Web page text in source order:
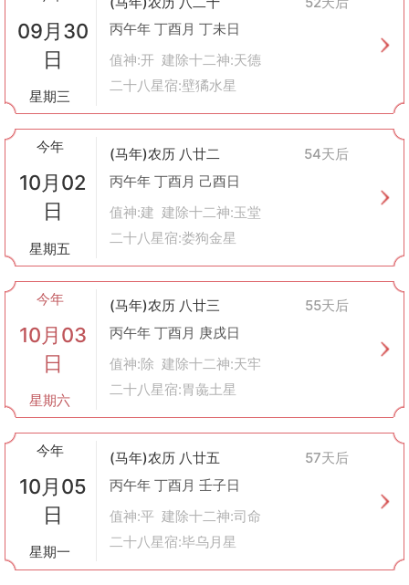
09月30
日
星期三
丙午年 丁酉月 丁未日
值神:开 建除十二神:天德
二十八星宿:壁獝水星
今年
10月02
日
星期五
(马年)农历 八廿二
54天后
丙午年 丁酉月 己酉日
值神:建 建除十二神:玉堂
二十八星宿:娄狗金星
今年
10月03
日
星期六
(马年)农历 八廿三
55天后
丙午年 丁酉月 庚戌日
值神:除 建除十二神:天牢
二十八星宿:胃彘土星
今年
10月05
日
星期一
(马年)农历 八廿五
57天后
丙午年 丁酉月 壬子日
值神:平 建除十二神:司命
二十八星宿:毕乌月星